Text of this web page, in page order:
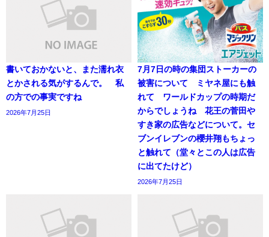
書いておかないと、また濡れ衣
とかされる気がするんで。 私
の方での事実ですね
2026年7月25日
7月7日の時の集団ストーカーの
被害について ミヤネ屋にも触
れて ワールドカップの時期だ
からでしょうね 花王の菅田や
すき家の広告などについて。セ
ブンイレブンの櫻井翔もちょっ
と触れて（堂々とこの人は広告
に出てたけど）
2026年7月25日